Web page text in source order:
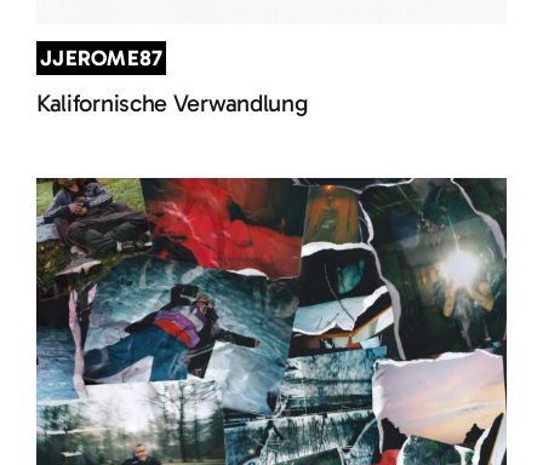
JJEROME87
Kalifornische Verwandlung